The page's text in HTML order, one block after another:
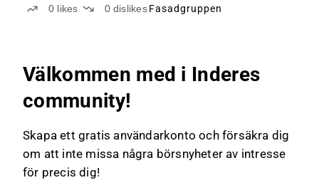
0 likes 0 dislikes Fasadgruppen
Välkommen med i Inderes
community!
Skapa ett gratis användarkonto och försäkra dig
om att inte missa några börsnyheter av intresse
för precis dig!